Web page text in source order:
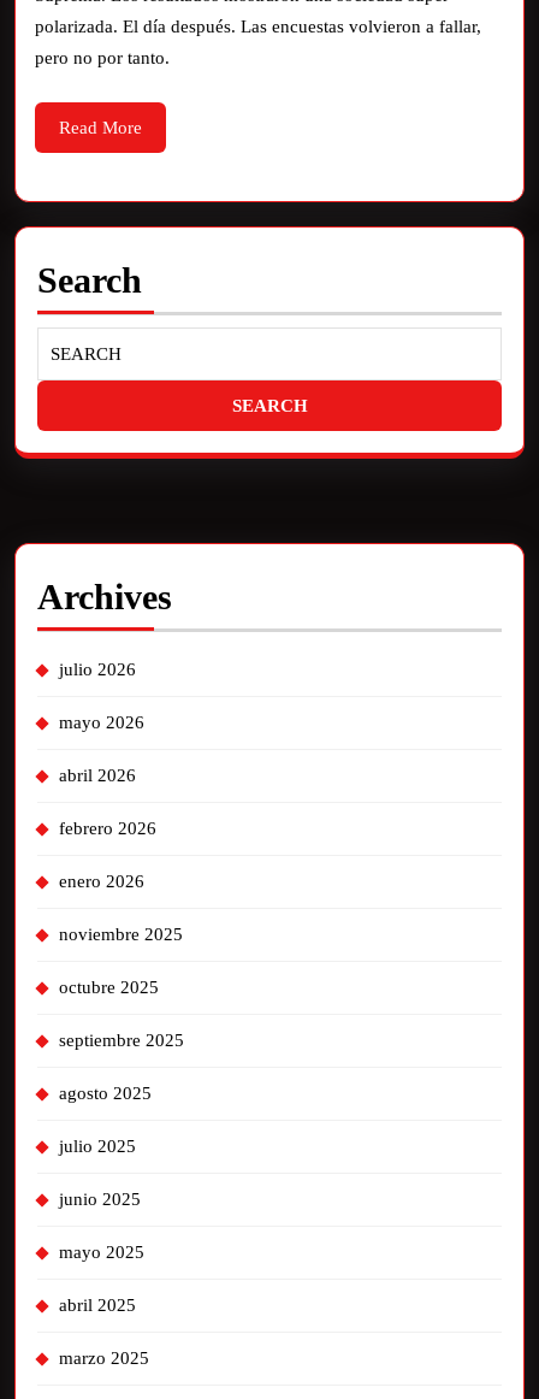
polarizada. El día después. Las encuestas volvieron a fallar,
pero no por tanto.
Read More
Search
Archives
julio 2026
mayo 2026
abril 2026
febrero 2026
enero 2026
noviembre 2025
octubre 2025
septiembre 2025
agosto 2025
julio 2025
junio 2025
mayo 2025
abril 2025
marzo 2025